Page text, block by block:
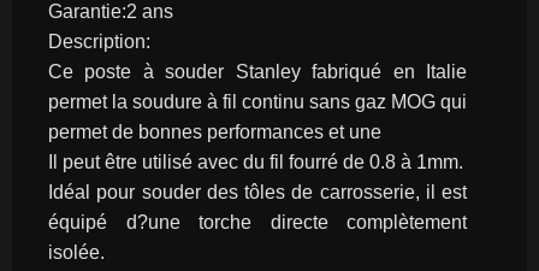
Garantie:2 ans
Description:
Ce poste à souder Stanley fabriqué en Italie
permet la soudure à fil continu sans gaz MOG qui
permet de bonnes performances et une
Il peut être utilisé avec du fil fourré de 0.8 à 1mm.
Idéal pour souder des tôles de carrosserie, il est
équipé d?une torche directe complètement
isolée.